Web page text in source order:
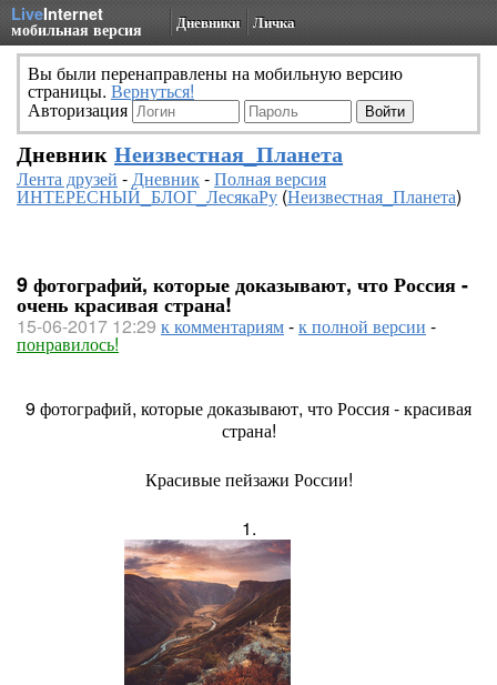
LiveInternet
мобильная версия Дневники Личка
Вы были перенаправлены на мобильную версию
страницы. Вернуться!
Авторизация
Дневник Неизвестная_Планета
Лента друзей -Дневник-Полная версия
ИНТЕРЕСНЫЙ_БЛОГ_ЛесякаРу(Неизвестная_Планета)
9 фотографий, которые доказывают, что Россия -
очень красивая страна!
15-06-2017 12:29 к комментариям-к полной версии -
понравилось!
9 фотографий, которые доказывают, что Россия - красивая
страна!
Красивые пейзажи России!
1.